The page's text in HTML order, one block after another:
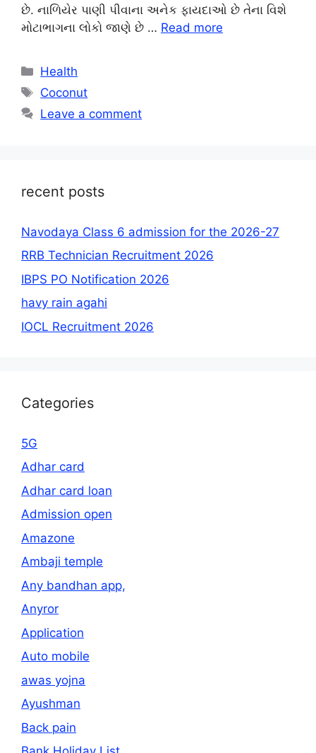
છે. નાળિયેર પાણી પીવાના અનેક ફાયદાઓ છે તેના વિશે
મોટાભાગના લોકો જાણે છે … Read more
Categories
Health
Tags
Coconut
Leave a comment
recent posts
Navodaya Class 6 admission for the 2026-27
RRB Technician Recruitment 2026
IBPS PO Notification 2026
havy rain agahi
IOCL Recruitment 2026
Categories
5G
Adhar card
Adhar card loan
Admission open
Amazone
Ambaji temple
Any bandhan app,
Anyror
Application
Auto mobile
awas yojna
Ayushman
Back pain